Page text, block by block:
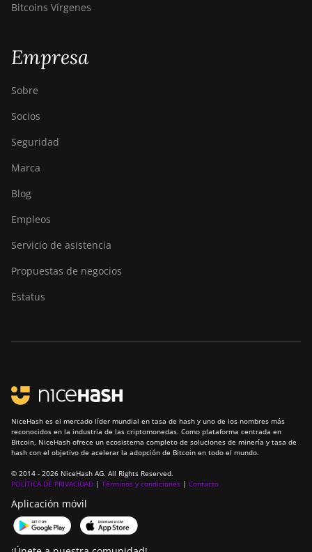
Bitcoins Vírgenes
Empresa
Sobre
Socios
Seguridad
Marca
Blog
Empleos
Servicio de asistencia
Propuestas de negocios
Estatus
NiceHash es el mercado líder mundial en tasa de hash y uno de los nombres más
reconocidos en la industria de las criptomonedas. Como plataforma centrada en
Bitcoin, NiceHash ofrece un ecosistema completo de soluciones de minería y tasa de
hash con el objetivo de acelerar la adopción de Bitcoin en todo el mundo.
© 2014 - 2026 NiceHash AG. All Rights Reserved.
POLÍTICA DE PRIVACIDAD | Términos y condiciones | Contacto
Aplicación móvil